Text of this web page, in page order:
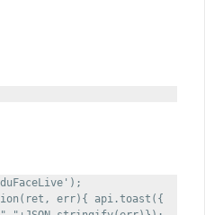
err){ api.toast({